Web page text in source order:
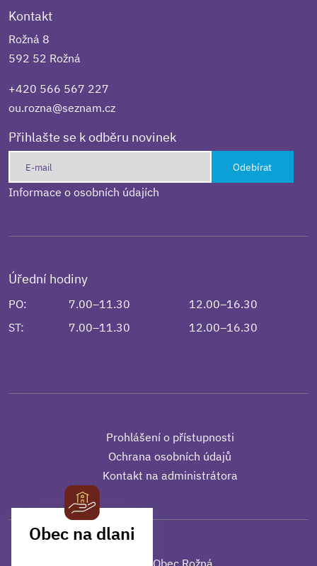
Kontakt
Rožná 8
592 52 Rožná
+420 566 567 227
ou.rozna@seznam.cz
Přihlašte se k odběru novinek
Odebírat
Informace o osobních údajích
Úřední hodiny
PO: 7.00–11.30
12.00–16.30
ST:
7.00–11.30 12.00–16.30
Prohlášení o přístupnosti
Ochrana osobních údajů
Kontakt na administrátora
Obec na dlani